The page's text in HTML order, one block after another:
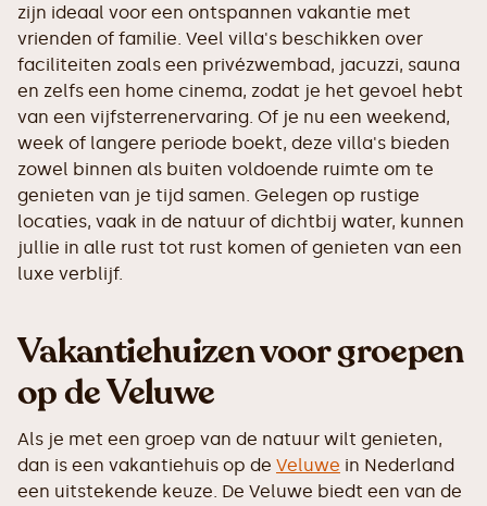
zijn ideaal voor een ontspannen vakantie met
vrienden of familie. Veel villa's beschikken over
faciliteiten zoals een privézwembad, jacuzzi, sauna
en zelfs een home cinema, zodat je het gevoel hebt
van een vijfsterrenervaring. Of je nu een weekend,
week of langere periode boekt, deze villa's bieden
zowel binnen als buiten voldoende ruimte om te
genieten van je tijd samen. Gelegen op rustige
locaties, vaak in de natuur of dichtbij water, kunnen
jullie in alle rust tot rust komen of genieten van een
luxe verblijf.
‍Vakantiehuizen voor groepen
op de Veluwe
Als je met een groep van de natuur wilt genieten,
dan is een vakantiehuis op de Veluwe in Nederland
een uitstekende keuze. De Veluwe biedt een van de